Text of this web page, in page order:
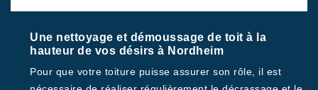
Une nettoyage et démoussage de toit à la
hauteur de vos désirs à Nordheim
Pour que votre toiture puisse assurer son rôle, il est